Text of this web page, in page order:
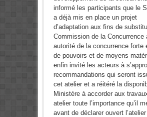
informé les participants que le
a déjà mis en place un projet
d’adaptation aux fins de
Commission de la Concurrence
autorité de la concurrence forte
de pouvoirs et de moyens
enfin invité les acteurs à
recommandations qui seront
cet atelier et a réitéré la
Ministère à accorder aux
atelier toute l’importance qu’il
avant de déclarer ouvert